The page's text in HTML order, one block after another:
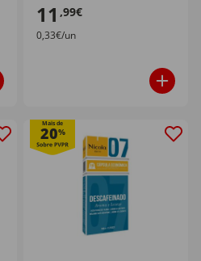
11 ,99€
0,33€/un
Mais de
20%